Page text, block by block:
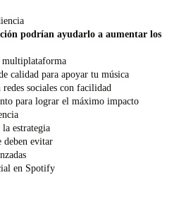
podrían ayudarlo a aumentar los
multiplataforma
calidad para apoyar tu música
sociales con facilidad
para lograr el máximo impacto
estrategia
deben evitar
en Spotify